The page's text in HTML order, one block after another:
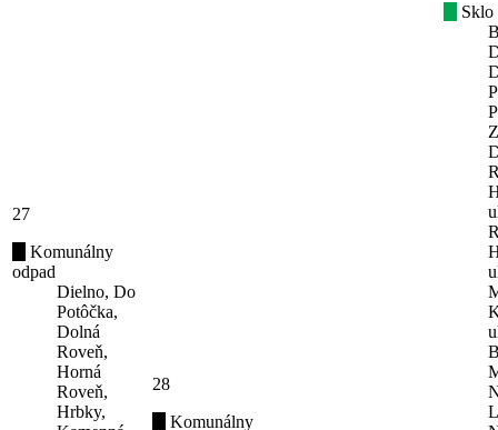
27
Komunálny
odpad
Dielno, Do
Potôčka,
Dolná
Roveň,
Horná
Roveň,
Hrbky,
28
Komunálny
Sklo